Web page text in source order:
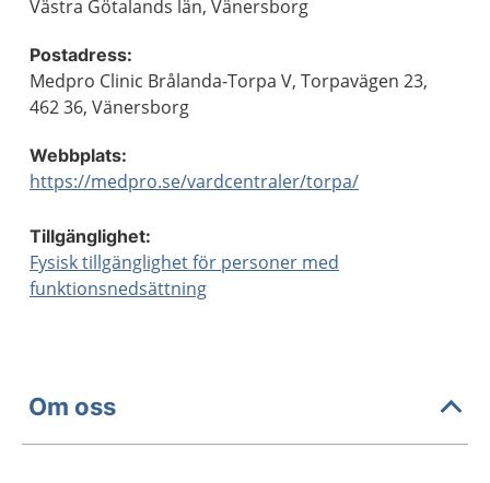
Västra Götalands län, Vänersborg
Postadress:
Medpro Clinic Brålanda-Torpa V, Torpavägen 23,
462 36, Vänersborg
Webbplats:
https://medpro.se/vardcentraler/torpa/
Tillgänglighet:
Fysisk tillgänglighet för personer med
funktionsnedsättning
Om oss